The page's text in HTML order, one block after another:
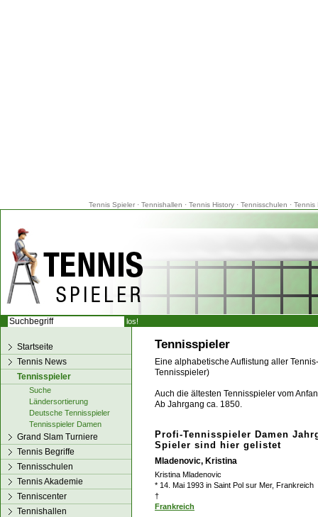
Tennis Spieler· Tennishallen · Tennis History· Tennisschulen · Tennis
Tennisspieler
Eine alphabetische Auflistung aller
Tennisspieler)
Auch die ältesten Tennisspieler vom
Ab Jahrgang ca. 1850.
Profi-Tennisspieler Damen
Spieler sind hier gelistet
Mladenovic, Kristina
Kristina Mladenovic
* 14. Mai 1993 in Saint Pol sur Mer, Frankreich
†
Frankreich
Startseite
Tennis News
Tennisspieler
Suche
Ländersortierung
Deutsche Tennisspieler
Tennisspieler Damen
Grand Slam Turniere
Tennis Begriffe
Tennisschulen
Tennis Akademie
Tenniscenter
Tennishallen
los!